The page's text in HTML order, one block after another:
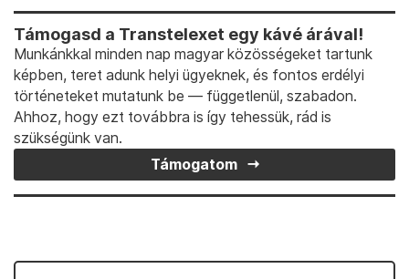
Támogasd a Transtelexet egy kávé árával!
Munkánkkal minden nap magyar közösségeket tartunk
képben, teret adunk helyi ügyeknek, és fontos erdélyi
történeteket mutatunk be — függetlenül, szabadon.
Ahhoz, hogy ezt továbbra is így tehessük, rád is
szükségünk van.
Támogatom